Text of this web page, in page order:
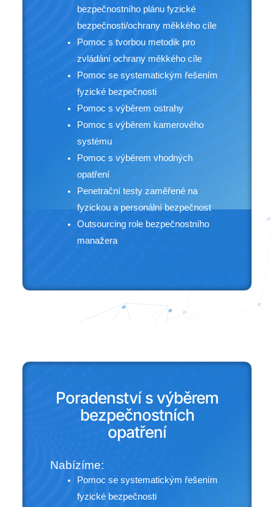
bezpečnostního plánu fyzické
bezpečnosti/ochrany měkkého cíle
Pomoc s tvorbou metodik pro
zvládání ochrany měkkého cíle
Pomoc se systematickým řešením
fyzické bezpečnosti
Pomoc s výběrem ostrahy
Pomoc s výběrem kamerového
systému
Pomoc s výběrem vhodných
opatření
Penetrační testy zaměřené na
fyzickou a personální bezpečnost
Outsourcing role bezpečnostního
manažera
Poradenství s výběrem
bezpečnostních
opatření
Nabízíme:
Pomoc se systematickým řešením
fyzické bezpečnosti